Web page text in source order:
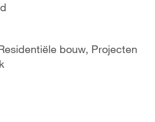
bouw, Projecten